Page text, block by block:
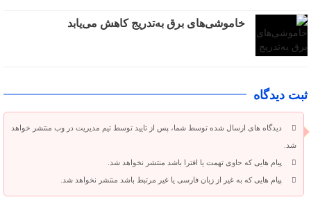
خاموشی‌های برق به‌تدریج کاهش می‌یابد
ثبت دیدگاه
دیدگاه های ارسال شده توسط شما، پس از تایید توسط تیم مدیریت در وب منتشر خواهد
شد.
پیام هایی که حاوی تهمت یا افترا باشد منتشر نخواهد شد.
پیام هایی که به غیر از زبان فارسی یا غیر مرتبط باشد منتشر نخواهد شد.